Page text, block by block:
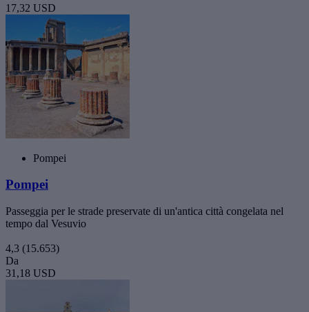
17,32 USD
Pompei
Pompei
Passeggia per le strade preservate di un'antica città congelata nel
tempo dal Vesuvio
4,3 (15.653)
Da
31,18 USD